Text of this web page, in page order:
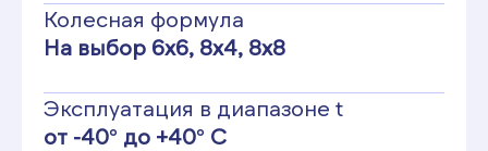
Колесная формула
На выбор 6х6, 8х4, 8х8
Эксплуатация в диапазоне t
от -40° до +40° С